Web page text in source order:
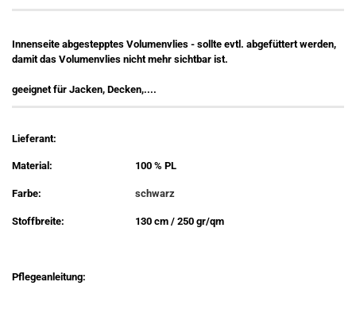
Innenseite abgestepptes Volumenvlies - sollte evtl. abgefüttert werden,
damit das Volumenvlies nicht mehr sichtbar ist.
geeignet für Jacken, Decken,....
Lieferant:
Material: 100 % PL
Farbe: schwarz
Stoffbreite: 130 cm / 250 gr/qm
Pflegeanleitung: